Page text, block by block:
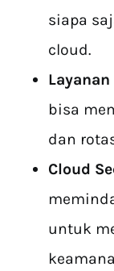
siapa
cloud.
bisa
dan
Cloud
untuk